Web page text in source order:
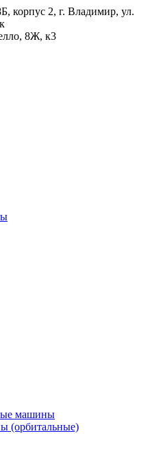
корпус 2, г. Владимир, ул.
8Ж, к3
машины
(орбитальные)